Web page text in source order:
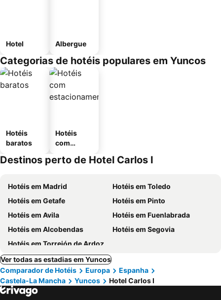
Hotel Albergue
Categorias de hotéis populares em Yuncos
Hotéis
baratos
Hotéis
com
mento
Destinos perto de Hotel Carlos I
Hotéis em Madrid
Hotéis em Toledo
Hotéis em Getafe
Hotéis em Pinto
Hotéis em Avila
Hotéis em Fuenlabrada
Hotéis em Alcobendas
Hotéis em Segovia
Hotéis em Torrejón de Ardoz
Ver todas as estadias em Yuncos
Comparador de Hotéis
Europa
Espanha
Castela-La Mancha
Yuncos Hotel Carlos I